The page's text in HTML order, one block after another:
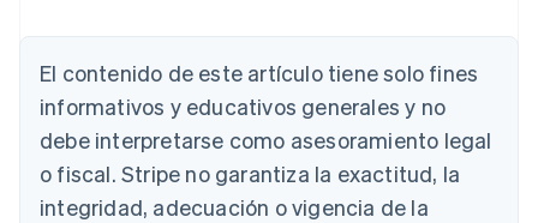
El contenido de este artículo tiene solo fines
informativos y educativos generales y no
debe interpretarse como asesoramiento legal
o fiscal. Stripe no garantiza la exactitud, la
integridad, adecuación o vigencia de la
DeutschEnglish
English
Austria
DeutschEnglish
Bélgica
Nederlands FrançaisDeutschEnglish